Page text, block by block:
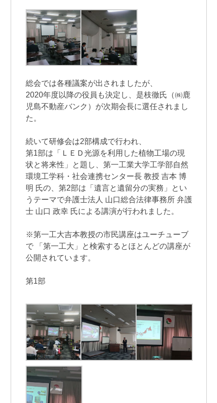
総会では各種議案が出されましたが、
2020年度以降の役員も決定し、是枝徹氏（㈱鹿
児島不動産バンク）が次期会長に選任されまし
た。
続いて研修会は2部構成で行われ、
第1部は「ＬＥＤ光源を利用した植物工場の現
状と将来性」と題し、第一工業大学工学部自然
環境工学科・社会連携センター長 教授 吉本 博
明 氏の、第2部は「遺言と遺留分の実務」とい
うテーマで弁護士法人 山口総合法律事務所 弁護
士 山口 政幸 氏による講演が行われました。
※第一工大吉本教授の市民講座はユーチューブ
で 「第一工大」と検索するとほとんどの講座が
公開されています。
第1部